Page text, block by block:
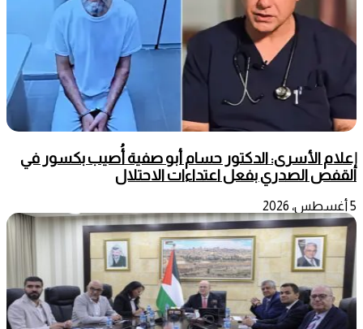
إعلام الأسرى: الدكتور حسام أبو صفية أُصيب بكسور في
القفص الصدري بفعل اعتداءات الاحتلال
5 أغسطس، 2026